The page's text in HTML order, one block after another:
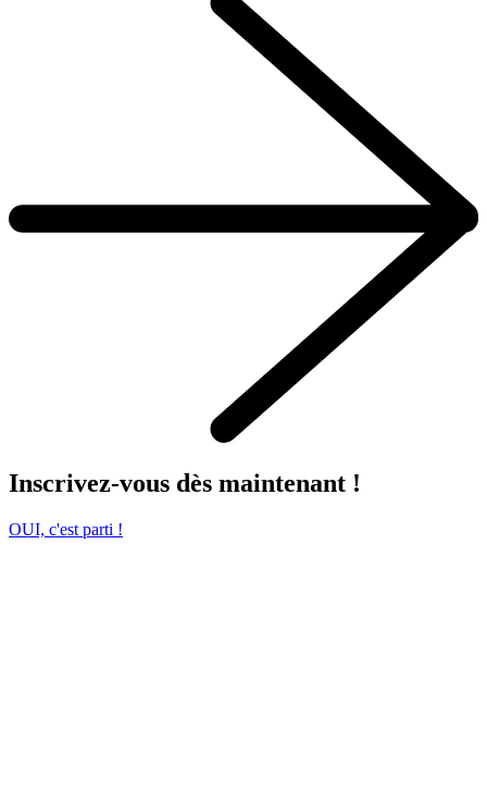
Inscrivez-vous dès maintenant !
OUI, c'est parti !